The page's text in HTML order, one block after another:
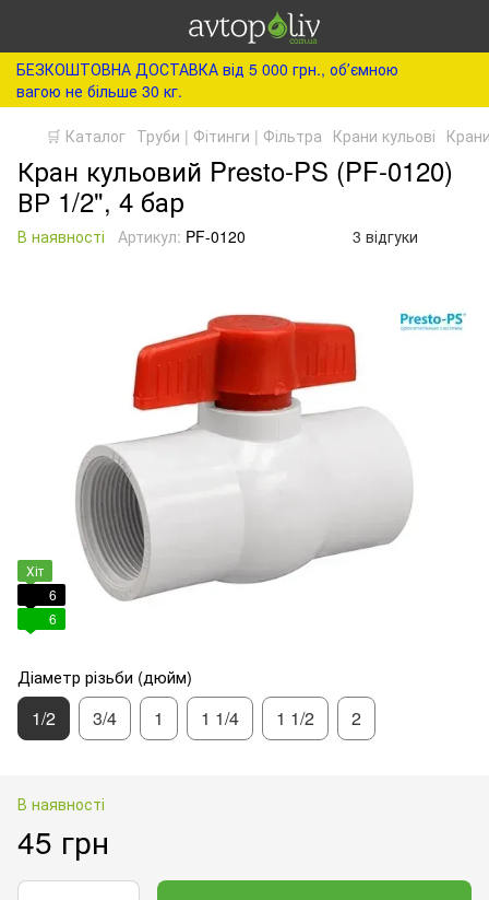
БЕЗКОШТОВНА ДОСТАВКА від 5 000 грн., обʼємною
вагою не більше 30 кг.
🛒 Каталог Труби | Фітинги | Фільтра Крани кульові
Кран кульовий Presto-PS (PF-0120)
ВР 1/2", 4 бар
В наявності Артикул: PF-0120 3 відгуки
Хіт
6
6
Діаметр різьби (дюйм)
1/2 3/4 1 1 1/4 1 1/2 2
В наявності
45 грн